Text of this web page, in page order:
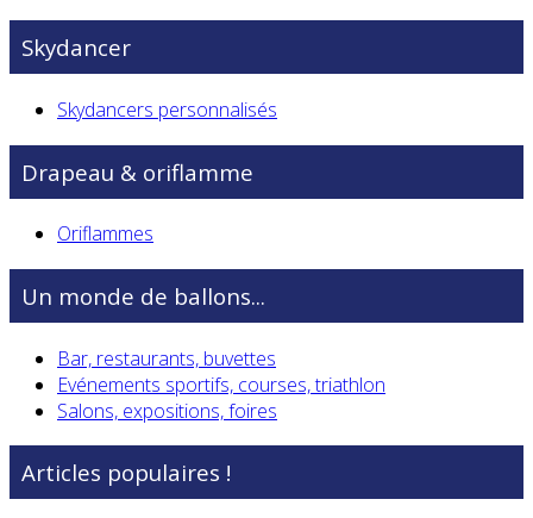
Skydancer
Skydancers personnalisés
Drapeau & oriflamme
Oriflammes
Un monde de ballons...
Bar, restaurants, buvettes
Evénements sportifs, courses, triathlon
Salons, expositions, foires
Articles populaires !